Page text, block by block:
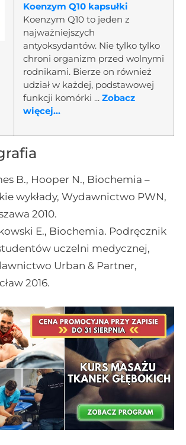
Koenzym Q10 kapsułki
Koenzym Q10 to jeden z
najważniejszych
antyoksydantów. Nie tylko tylko
chroni organizm przed wolnymi
rodnikami. Bierze on również
udział w każdej, podstawowej
funkcji komórki ... Zobacz
więcej...
B., Hooper N., Biochemia –
wykłady, Wydawnictwo PWN,
2010.
E., Biochemia. Podręcznik
uczelni medycznej,
Urban & Partner,
2016.